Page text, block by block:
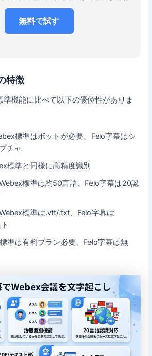
無料で試す
特徴
準機能に比べて以下の優位性がありま
標準はボットが必要、Felo字幕はシ
チャ
標準と同様に高精度識別
Webex標準は約50言語、Felo字幕は20認
Webex標準は.vtt/.txt、Felo字幕は
標準は有料プラン必要、Felo字幕は無